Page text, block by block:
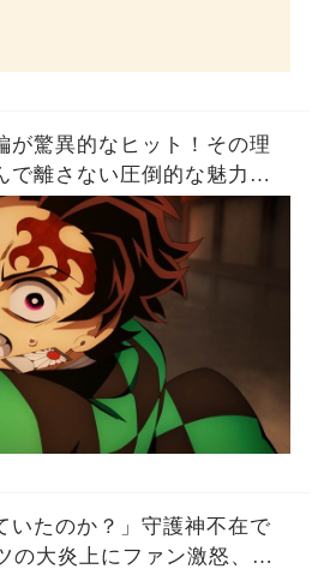
が驚異的なヒット！その理
で離さない圧倒的な魅力と
いたのか？」守護神不在で
の大炎上にファン激怒、ド